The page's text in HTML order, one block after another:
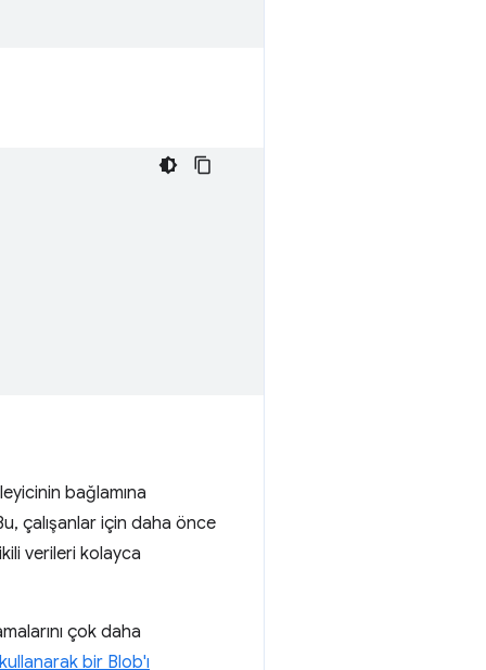
bağlamına
çalışanlar için daha önce
verileri kolayca
çok daha
bir Blob'ı